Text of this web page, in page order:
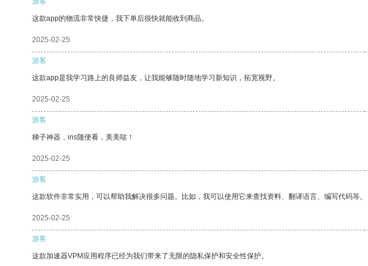
这款app的物流非常快捷，我下单后很快就能收到商品。
2025-02-25
游客
这款app是我学习路上的良师益友，让我能够随时随地学习新知识，拓宽视野。
2025-02-25
游客
梯子神器，ins随便看，美美哒！
2025-02-25
游客
这款软件非常实用，可以帮助我解决很多问题。比如，我可以使用它来查找资料、翻译语言、编写代码等。
2025-02-25
游客
这款加速器VPM应用程序已经为我们带来了无限的隐私保护和安全性保护。